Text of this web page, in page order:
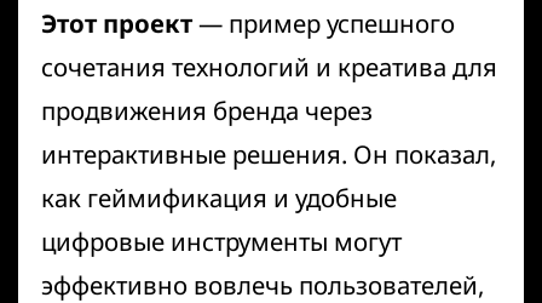
Этот проект— пример успешного
сочетания технологий и креатива для
продвижения бренда через
интерактивные решения. Он показал,
как геймификация и удобные
цифровые инструменты могут
эффективно вовлечь пользователей,